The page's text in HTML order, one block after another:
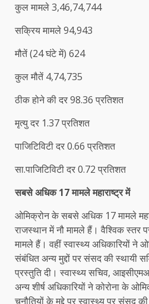
कुल मामले 3,46,74,744
सक्रिय मामले 94,943
मौतें (24 घंटे में) 624
कुल मौतें 4,74,735
ठीक होने की दर 98.36 प्रतिशत
मृत्यु दर 1.37 प्रतिशत
पाजिटिविटी दर 0.66 प्रतिशत
सा.पाजिटिविटी दर 0.72 प्रतिशत
सबसे अधिक 17 मामले महाराष्ट्र में
ओमिक्रोन के सबसे अधिक 17 मामले
राजस्थान में नौ मामले हैं। वैश्विक स्तर
मामले हैं। वहीं स्वास्थ्य अधिकारियों ने
संबंधित अन्य मुद्दों पर संसद की स्थायी
प्रस्तुति दी। स्वास्थ्य सचिव,
अन्य शीर्ष अधिकारियों ने कोरोना के
चुनौतियों के मुद्दे पर स्वास्थ्य पर संसद